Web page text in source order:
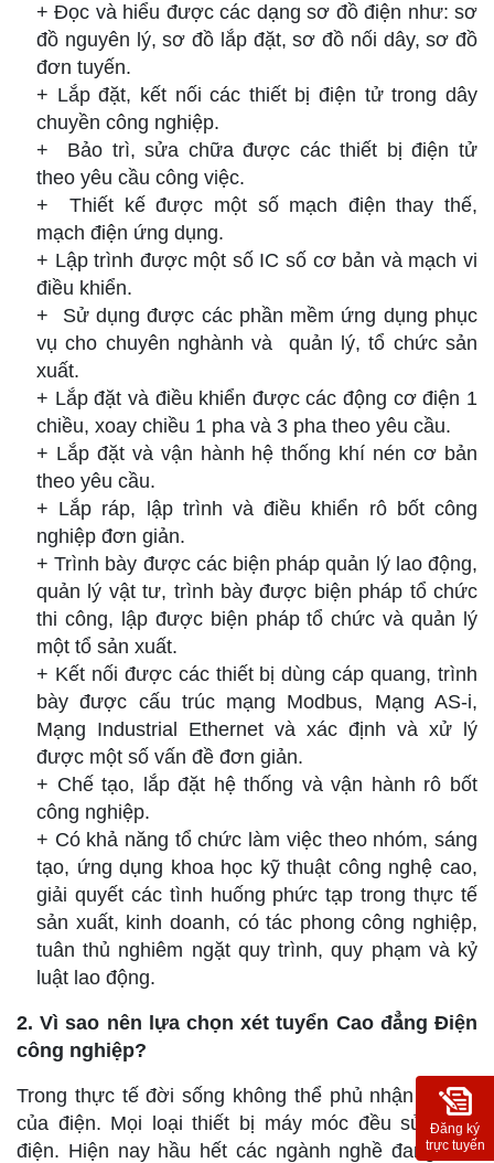
+ Đọc và hiểu được các dạng sơ đồ điện như: sơ
đồ nguyên lý, sơ đồ lắp đặt, sơ đồ nối dây, sơ đồ
đơn tuyến.
+ Lắp đặt, kết nối các thiết bị điện tử trong dây
chuyền công nghiệp.
+ Bảo trì, sửa chữa đư­ợc các thiết bị điện tử
theo yêu cầu công việc.
+ Thiết kế được một số mạch điện thay thế,
mạch điện ứng dụng.
+ Lập trình được một số IC số cơ bản và mạch vi
điều khiển.
+ Sử dụng được các phần mềm ứng dụng phục
vụ cho chuyên nghành và quản lý, tổ chức sản
xuất.
+ Lắp đặt và điều khiển được các động cơ điện 1
chiều, xoay chiều 1 pha và 3 pha theo yêu cầu.
+ Lắp đặt và vận hành hệ thống khí nén cơ bản
theo yêu cầu.
+ Lắp ráp, lập trình và điều khiển rô bốt công
nghiệp đơn giản.
+ Trình bày được các biện pháp quản lý lao động,
quản lý vật tư, trình bày được biện pháp tổ chức
thi công, lập được biện pháp tổ chức và quản lý
một tổ sản xuất.
+ Kết nối được các thiết bị dùng cáp quang, trình
bày được cấu trúc mạng Modbus, Mạng AS-i,
Mạng Industrial Ethernet và xác định và xử lý
được một số vấn đề đơn giản.
+ Chế tạo, lắp đặt hệ thống và vận hành rô bốt
công nghiệp.
+ Có khả năng tổ chức làm việc theo nhóm, sáng
tạo, ứng dụng khoa học kỹ thuật công nghệ cao,
giải quyết các tình huống phức tạp trong thực tế
sản xuất, kinh doanh, có tác phong công nghiệp,
tuân thủ nghiêm ngặt quy trình, quy phạm và kỷ
luật lao động.
2. Vìsao nên lựa chọn xét tuyển Cao đẳng Điện
công nghiệp?
Trong thực tế đời sống không thể phủ nhận vai trò
của điện. Mọi loại thiết bị máy móc đều sử dụng
điện. Hiện nay hầu hết các ngành nghề đang dần
Đăng ký
trực tuyến